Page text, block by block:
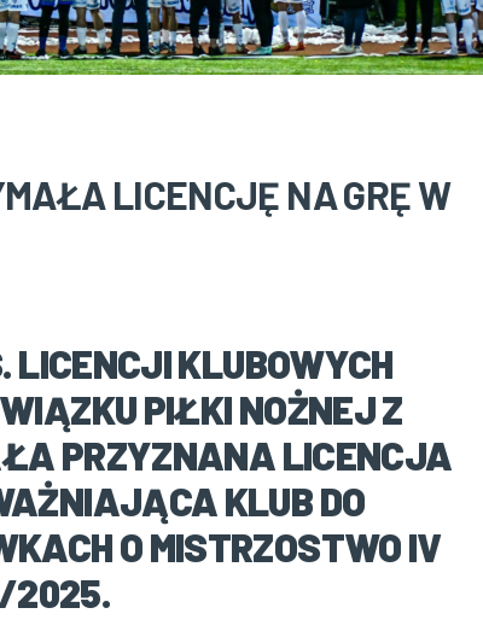
LICENCJĘ NA GRĘ W
LICENCJI KLUBOWYCH
PIŁKI NOŻNEJ Z
PRZYZNANA LICENCJA
KLUB DO
O MISTRZOSTWO IV
2025.